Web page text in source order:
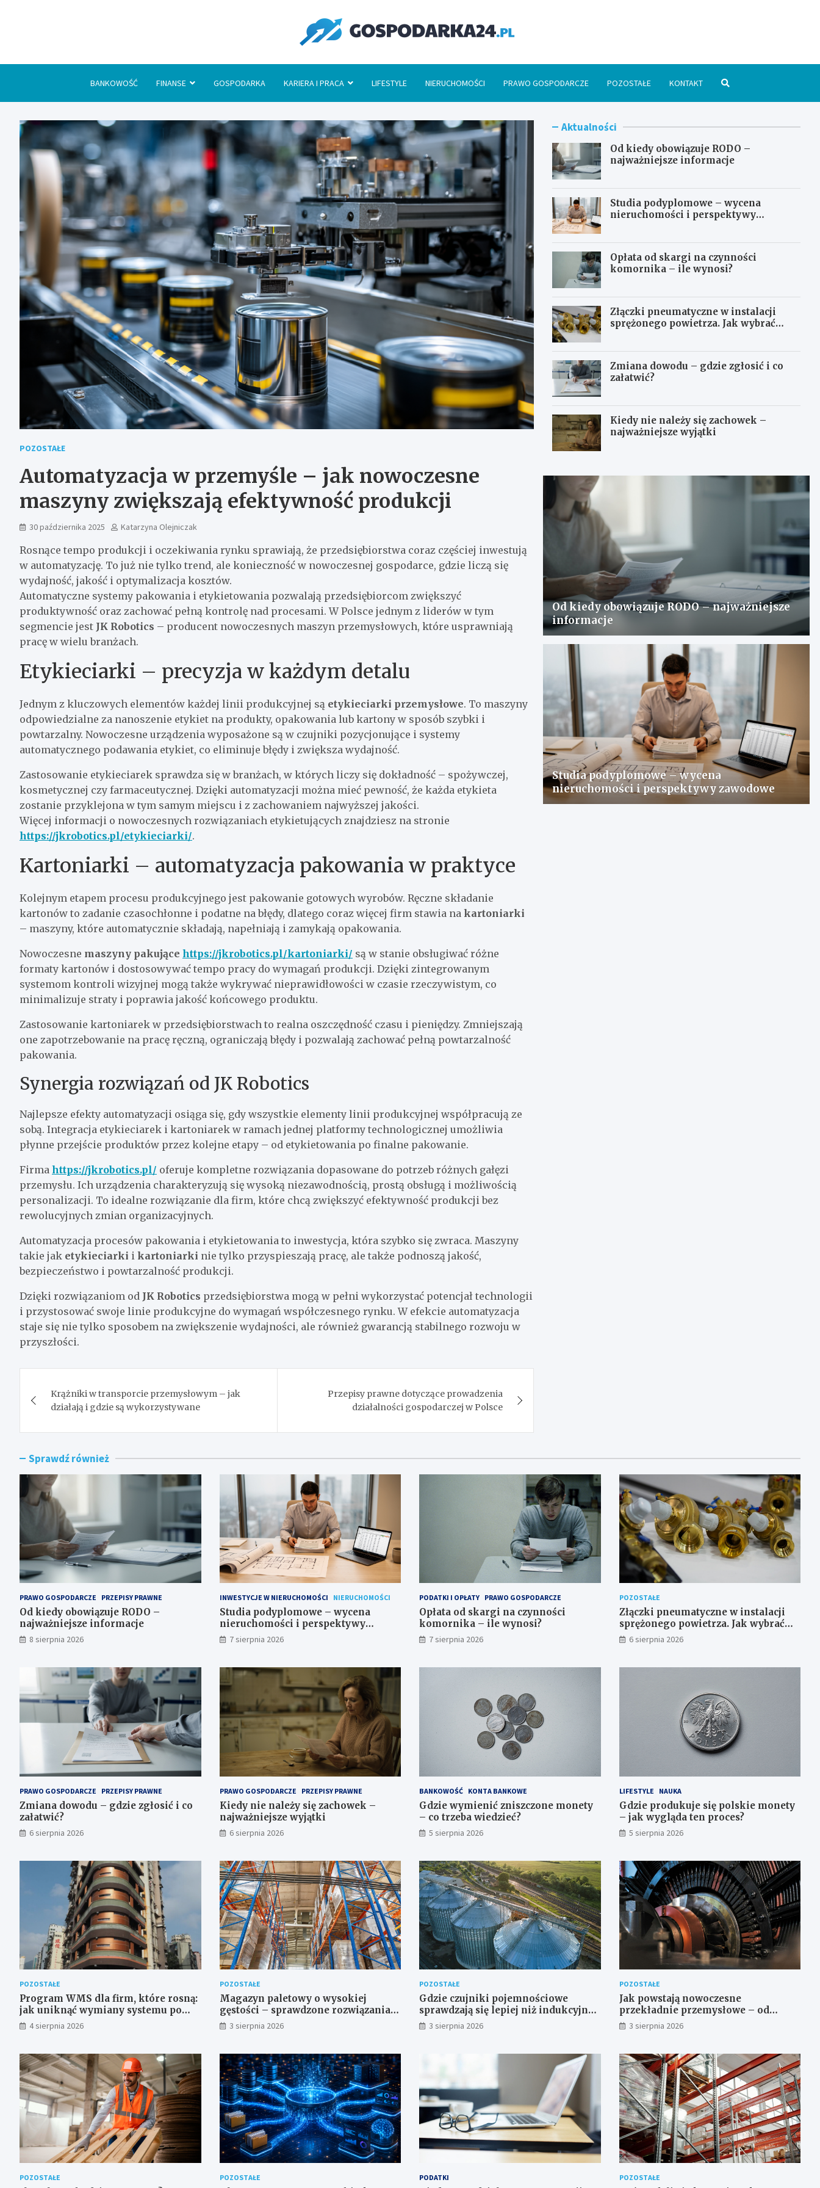
BANKOWOŚĆ FINANSE GOSPODARKA KARIERA I PRACA LIFESTYLE NIERUCHOMOŚCI PRAWO GOSPODARCZE POZOSTAŁE KONTAKT
POZOSTAŁE
Automatyzacja w przemyśle – jak nowoczesne
maszyny zwiększają efektywność produkcji
30 października 2025 Katarzyna Olejniczak
Rosnące tempo produkcji i oczekiwania rynku sprawiają, że przedsiębiorstwa coraz częściej inwestują
w automatyzację. To już nie tylko trend, ale konieczność w nowoczesnej gospodarce, gdzie liczą się
wydajność, jakość i optymalizacja kosztów.
Automatyczne systemy pakowania i etykietowania pozwalają przedsiębiorcom zwiększyć
produktywność oraz zachować pełną kontrolę nad procesami. W Polsce jednym z liderów w tym
segmencie jest JK Robotics – producent nowoczesnych maszyn przemysłowych, które usprawniają
pracę w wielu branżach.
Etykieciarki – precyzja w każdym detalu
Jednym z kluczowych elementów każdej linii produkcyjnej są etykieciarki przemysłowe. To maszyny
odpowiedzialne za nanoszenie etykiet na produkty, opakowania lub kartony w sposób szybki i
powtarzalny. Nowoczesne urządzenia wyposażone są w czujniki pozycjonujące i systemy
automatycznego podawania etykiet, co eliminuje błędy i zwiększa wydajność.
Zastosowanie etykieciarek sprawdza się w branżach, w których liczy się dokładność – spożywczej,
kosmetycznej czy farmaceutycznej. Dzięki automatyzacji można mieć pewność, że każda etykieta
zostanie przyklejona w tym samym miejscu i z zachowaniem najwyższej jakości.
Więcej informacji o nowoczesnych rozwiązaniach etykietujących znajdziesz na stronie
https://jkrobotics.pl/etykieciarki/.
Kartoniarki – automatyzacja pakowania w praktyce
Kolejnym etapem procesu produkcyjnego jest pakowanie gotowych wyrobów. Ręczne składanie
kartonów to zadanie czasochłonne i podatne na błędy, dlatego coraz więcej firm stawia na kartoniarki
– maszyny, które automatycznie składają, napełniają i zamykają opakowania.
Nowoczesne maszyny pakujące https://jkrobotics.pl/kartoniarki/ są w stanie obsługiwać różne
formaty kartonów i dostosowywać tempo pracy do wymagań produkcji. Dzięki zintegrowanym
systemom kontroli wizyjnej mogą także wykrywać nieprawidłowości w czasie rzeczywistym, co
minimalizuje straty i poprawia jakość końcowego produktu.
Zastosowanie kartoniarek w przedsiębiorstwach to realna oszczędność czasu i pieniędzy. Zmniejszają
one zapotrzebowanie na pracę ręczną, ograniczają błędy i pozwalają zachować pełną powtarzalność
pakowania.
Synergia rozwiązań od JK Robotics
Najlepsze efekty automatyzacji osiąga się, gdy wszystkie elementy linii produkcyjnej współpracują ze
sobą. Integracja etykieciarek i kartoniarek w ramach jednej platformy technologicznej umożliwia
płynne przejście produktów przez kolejne etapy – od etykietowania po finalne pakowanie.
Firma https://jkrobotics.pl/ oferuje kompletne rozwiązania dopasowane do potrzeb różnych gałęzi
przemysłu. Ich urządzenia charakteryzują się wysoką niezawodnością, prostą obsługą i możliwością
personalizacji. To idealne rozwiązanie dla firm, które chcą zwiększyć efektywność produkcji bez
rewolucyjnych zmian organizacyjnych.
Automatyzacja procesów pakowania i etykietowania to inwestycja, która szybko się zwraca. Maszyny
takie jak etykieciarki i kartoniarki nie tylko przyspieszają pracę, ale także podnoszą jakość,
bezpieczeństwo i powtarzalność produkcji.
Dzięki rozwiązaniom od JK Robotics przedsiębiorstwa mogą w pełni wykorzystać potencjał technologii
i przystosować swoje linie produkcyjne do wymagań współczesnego rynku. W efekcie automatyzacja
staje się nie tylko sposobem na zwiększenie wydajności, ale również gwarancją stabilnego rozwoju w
przyszłości.
wpisu
Krążniki w transporcie przemysłowym – jak
działają i gdzie są wykorzystywane
Przepisy prawne dotyczące prowadzenia
działalności gospodarczej w Polsce
Aktualności
Od kiedy obowiązuje RODO –
najważniejsze informacje
Studia podyplomowe – wycena
nieruchomości i perspektywy
Opłata od skargi na czynności
komornika – ile wynosi?
Złączki pneumatyczne w instalacji
sprężonego powietrza. Jak wybrać
Zmiana dowodu – gdzie zgłosić i co
załatwić?
Kiedy nie należy się zachowek –
najważniejsze wyjątki
Od kiedy obowiązuje RODO – najważniejsze
informacje
Studia podyplomowe – wycena
nieruchomości i perspektywy zawodowe
Sprawdź również
PRAWO GOSPODARCZE PRZEPISY PRAWNE
Od kiedy obowiązuje RODO –
najważniejsze informacje
8 sierpnia 2026
INWESTYCJE W NIERUCHOMOŚCI NIERUCHOMOŚCI
Studia podyplomowe – wycena
nieruchomości i perspektywy
zawodowe
7 sierpnia 2026
PODATKI I OPŁATY PRAWO GOSPODARCZE
Opłata od skargi na czynności
komornika – ile wynosi?
7 sierpnia 2026
POZOSTAŁE
Złączki pneumatyczne w instalacji
sprężonego powietrza. Jak wybrać
odpowiedni typ?
6 sierpnia 2026
PRAWO GOSPODARCZE PRZEPISY PRAWNE
Zmiana dowodu – gdzie zgłosić i co
załatwić?
6 sierpnia 2026
PRAWO GOSPODARCZE PRZEPISY PRAWNE
Kiedy nie należy się zachowek –
najważniejsze wyjątki
6 sierpnia 2026
BANKOWOŚĆ KONTA BANKOWE
Gdzie wymienić zniszczone monety
– co trzeba wiedzieć?
5 sierpnia 2026
LIFESTYLE NAUKA
Gdzie produkuje się polskie monety
– jak wygląda ten proces?
5 sierpnia 2026
POZOSTAŁE
Program WMS dla firm, które rosną:
jak uniknąć wymiany systemu po
roku
4 sierpnia 2026
POZOSTAŁE
Magazyn paletowy o wysokiej
gęstości – sprawdzone rozwiązania
regałowe i transportowe dla
wymagających przestrzeni
3 sierpnia 2026
POZOSTAŁE
Gdzie czujniki pojemnościowe
sprawdzają się lepiej niż indukcyjne
– przegląd zastosowań
3 sierpnia 2026
POZOSTAŁE
Jak powstają nowoczesne
przekładnie przemysłowe – od
projektu CAD do gotowego produktu
3 sierpnia 2026
POZOSTAŁE POZOSTAŁE PODATKI POZOSTAŁE